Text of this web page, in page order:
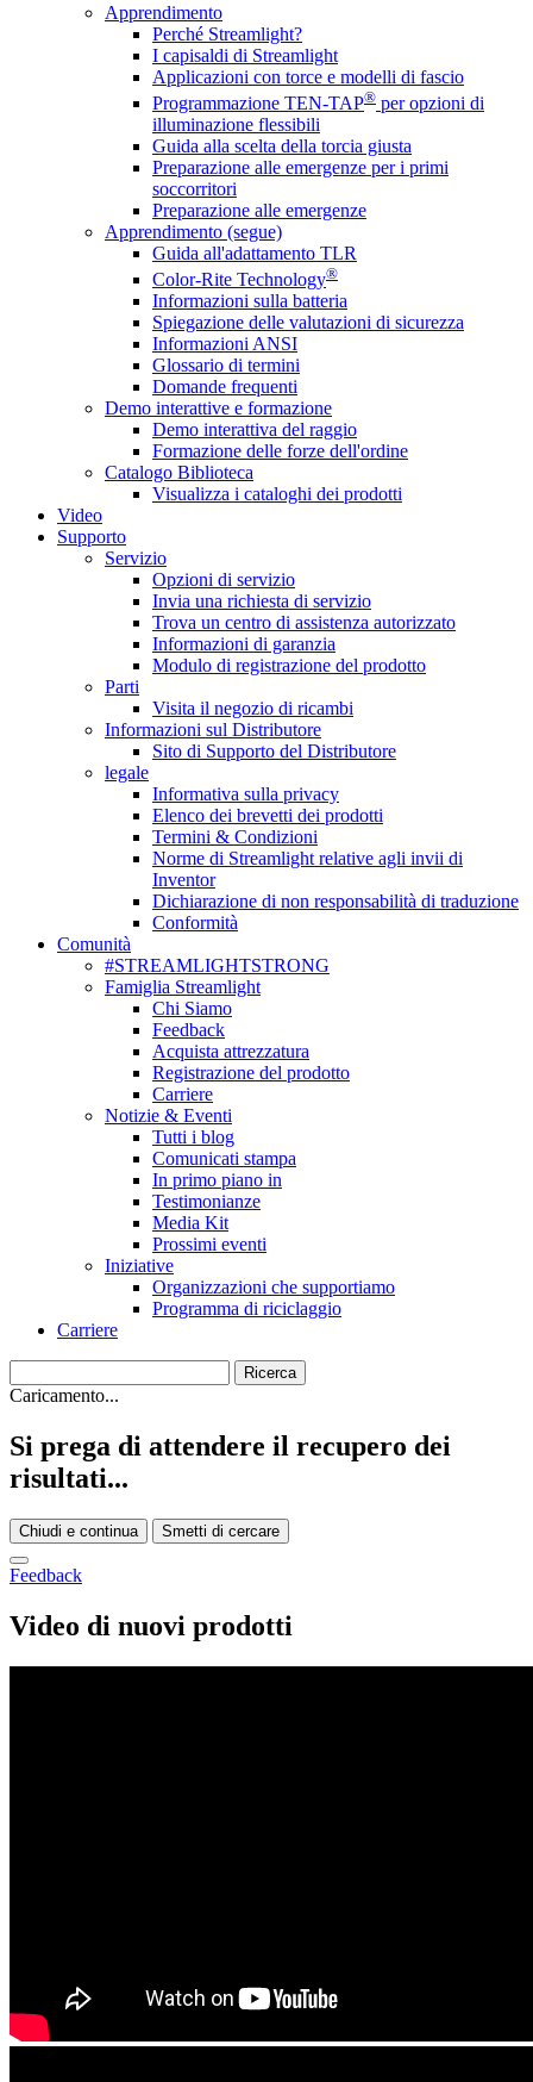
Apprendimento
Perché Streamlight?
I capisaldi di Streamlight
Applicazioni con torce e modelli di fascio
Programmazione TEN-TAP® per opzioni di
illuminazione flessibili
Guida alla scelta della torcia giusta
Preparazione alle emergenze per i primi
soccorritori
Preparazione alle emergenze
Apprendimento (segue)
Guida all'adattamento TLR
Color-Rite Technology®
Informazioni sulla batteria
Spiegazione delle valutazioni di sicurezza
Informazioni ANSI
Glossario di termini
Domande frequenti
Demo interattive e formazione
Demo interattiva del raggio
Formazione delle forze dell'ordine
Catalogo Biblioteca
Visualizza i cataloghi dei prodotti
Video
Supporto
Servizio
Opzioni di servizio
Invia una richiesta di servizio
Trova un centro di assistenza autorizzato
Informazioni di garanzia
Modulo di registrazione del prodotto
Parti
Visita il negozio di ricambi
Informazioni sul Distributore
Sito di Supporto del Distributore
legale
Informativa sulla privacy
Elenco dei brevetti dei prodotti
Termini & Condizioni
Norme di Streamlight relative agli invii di
Inventor
Dichiarazione di non responsabilità di traduzione
Conformità
Comunità
#STREAMLIGHTSTRONG
Famiglia Streamlight
Chi Siamo
Feedback
Acquista attrezzatura
Registrazione del prodotto
Carriere
Notizie & Eventi
Tutti i blog
Comunicati stampa
In primo piano in
Testimonianze
Media Kit
Prossimi eventi
Iniziative
Organizzazioni che supportiamo
Programma di riciclaggio
Carriere
Caricamento...
Si prega di attendere il recupero dei
risultati...
Chiudi e continua Smetti di cercare
Feedback
Video di nuovi prodotti